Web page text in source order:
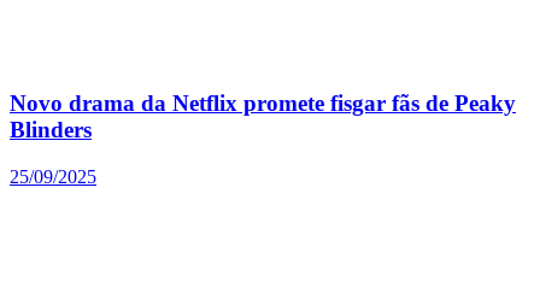
Novo drama da Netflix promete fisgar fãs de Peaky
Blinders
25/09/2025